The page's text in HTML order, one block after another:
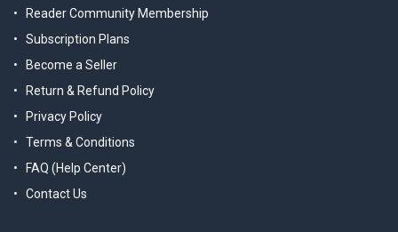
Reader Community Membership
Subscription Plans
Become a Seller
Return & Refund Policy
Privacy Policy
Terms & Conditions
FAQ (Help Center)
Contact Us